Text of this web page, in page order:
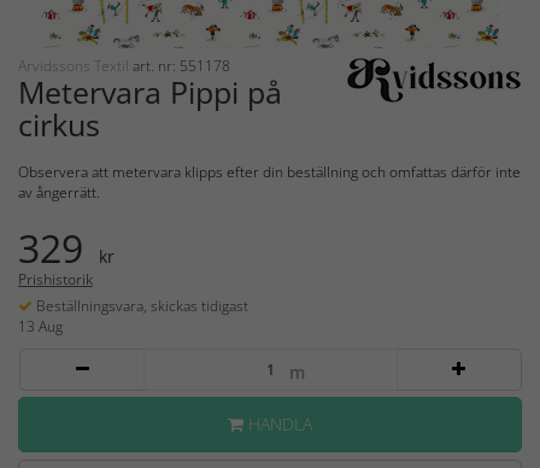
Arvidssons Textil art. nr: 551178
Metervara Pippi på
cirkus
Observera att metervara klipps efter din beställning och omfattas därför inte
av ångerrätt.
329 kr
Prishistorik
Beställningsvara, skickas tidigast
13 Aug
m
HANDLA